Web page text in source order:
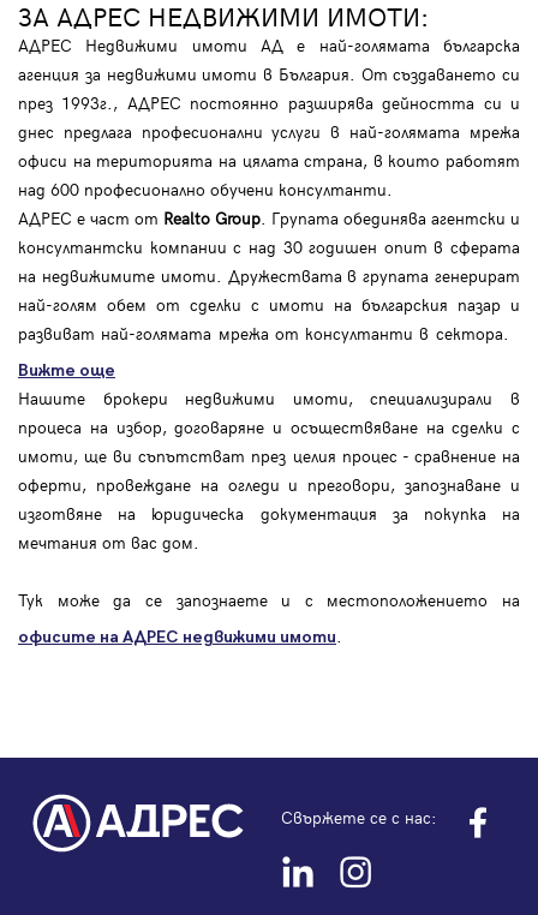
ЗА АДРЕС НЕДВИЖИМИ ИМОТИ:
АДРЕС Недвижими имоти АД е най-голямата българска
агенция за недвижими имоти в България. От създаването си
през 1993г., АДРЕС постоянно разширява дейността си и
днес предлага професионални услуги в най-голямата мрежа
офиси на територията на цялата страна, в които работят
над 600 професионално обучени консултанти.
АДРЕС е част от Realto Group . Групата обединява агентски и
консултантски компании с над 30 годишен опит в сферата
на недвижимите имоти. Дружествата в групата генерират
най-голям обем от сделки с имоти на българския пазар и
развиват най-голямата мрежа от консултанти в сектора.
Вижте още
Нашите брокери недвижими имоти, специализирали в
процеса на избор, договаряне и осъществяване на сделки с
имоти, ще ви съпътстват през целия процес - сравнение на
оферти, провеждане на огледи и преговори, запознаване и
изготвяне на юридическа документация за покупка на
мечтания от вас дом.
Тук може да се запознаете и с местоположението на
офисите на АДРЕС недвижими имоти
Свържете се с нас: